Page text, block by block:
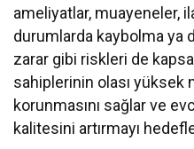
ameliyatlar, muayeneler,
durumlarda kaybolma ya
zarar gibi riskleri de
sahiplerinin olası yüksek
korunmasını sağlar ve
kalitesini artırmayı